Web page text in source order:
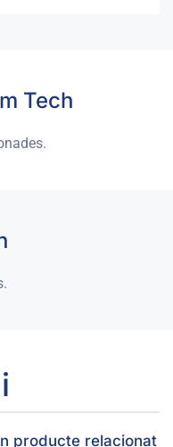
Tech
producte relacionat